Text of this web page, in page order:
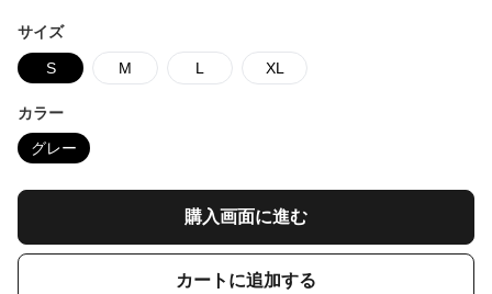
サイズ
S M L XL
カラー
グレー
購入画面に進む
カートに追加する